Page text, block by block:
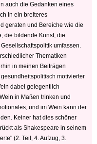
auch die Gedanken eines
in ein breiteres
geraten und Bereiche wie die
die bildende Kunst, die
umfassen.
Thematiken
in meinen Beiträgen
motivierter
dabei gelegentlich
in Maßen trinken und
und im Wein kann der
Keiner hat dies schöner
als Shakespeare in seinem
(2. Teil, 4. Aufzug, 3.